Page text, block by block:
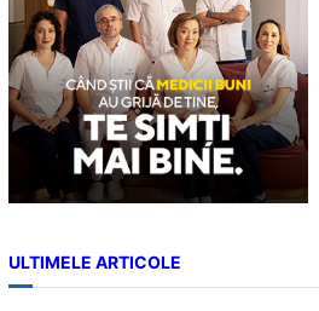
ULTIMELE ARTICOLE